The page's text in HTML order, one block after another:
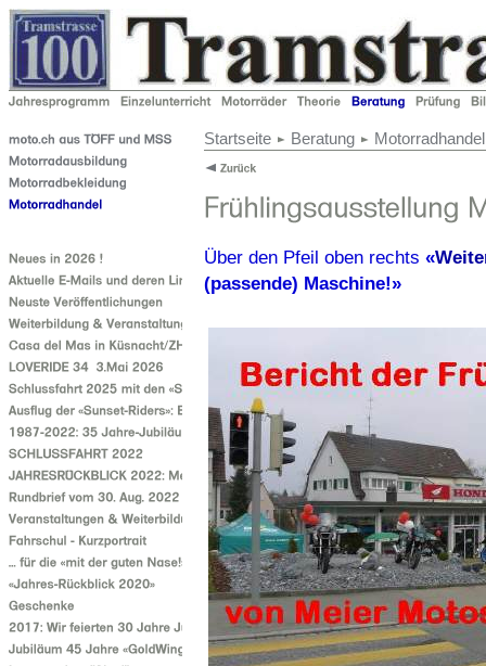
Startseite Beratung Motorradhandel
Über den Pfeil oben rechts «
(passende) Maschine!»